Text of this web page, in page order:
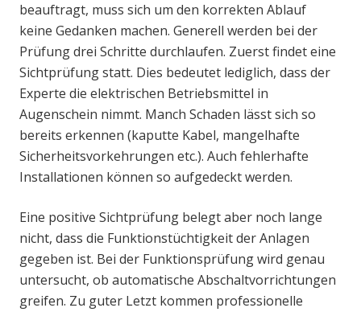
beauftragt, muss sich um den korrekten Ablauf
keine Gedanken machen. Generell werden bei der
Prüfung drei Schritte durchlaufen. Zuerst findet eine
Sichtprüfung statt. Dies bedeutet lediglich, dass der
Experte die elektrischen Betriebsmittel in
Augenschein nimmt. Manch Schaden lässt sich so
bereits erkennen (kaputte Kabel, mangelhafte
Sicherheitsvorkehrungen etc.). Auch fehlerhafte
Installationen können so aufgedeckt werden.
Eine positive Sichtprüfung belegt aber noch lange
nicht, dass die Funktionstüchtigkeit der Anlagen
gegeben ist. Bei der Funktionsprüfung wird genau
untersucht, ob automatische Abschaltvorrichtungen
greifen. Zu guter Letzt kommen professionelle